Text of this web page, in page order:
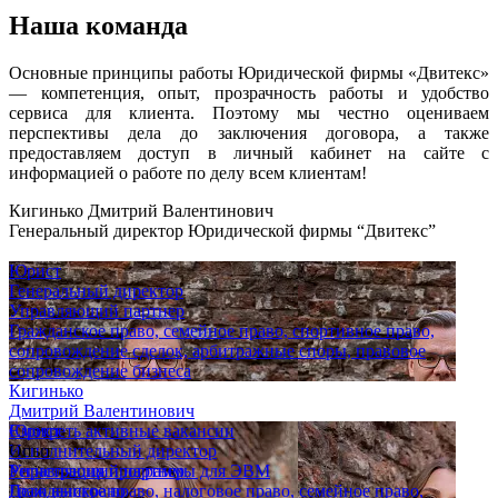
Наша команда
Основные принципы работы Юридической фирмы «Двитекс»
— компетенция, опыт, прозрачность работы и удобство
сервиса для клиента. Поэтому мы честно оцениваем
перспективы дела до заключения договора, а также
предоставляем доступ в личный кабинет на сайте с
информацией о работе по делу всем клиентам!
Кигинько Дмитрий Валентинович
Генеральный директор Юридической фирмы “Двитекс”
Юрист
Генеральный директор
Управляющий партнер
Гражданское право, семейное право, спортивное право,
сопровождение сделок, арбитражные споры, правовое
сопровождение бизнеса
Кигинько
Дмитрий Валентинович
Юрист
Исполнительный директор
Управляющий партнер
Гражданское право, налоговое право, семейное право,
Смотреть активные вакансии
Опыт
Регистрация программы для ЭВМ
Дело выиграно